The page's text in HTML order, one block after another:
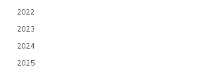
2022
2023
2024
2025